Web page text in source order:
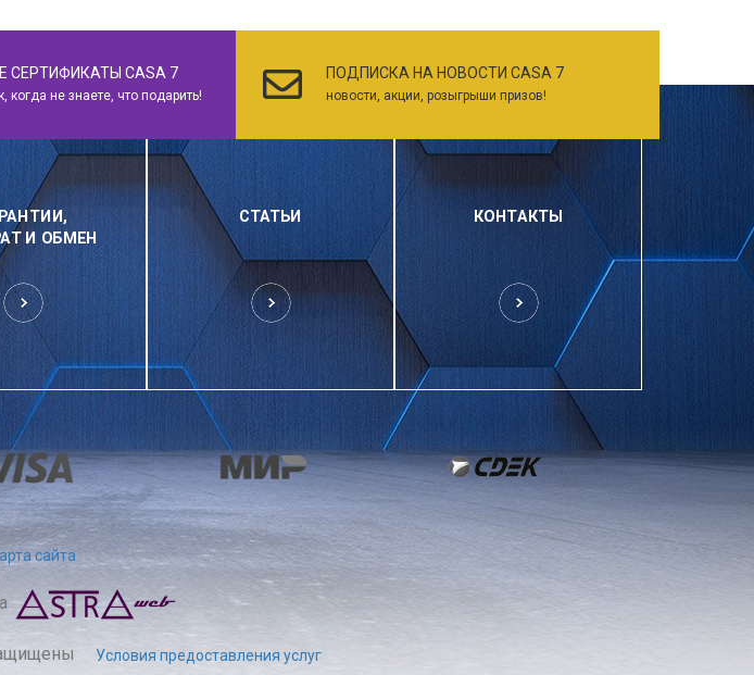
СЕРТИФИКАТЫ CASA 7
когда не знаете, что подарить!
ПОДПИСКА НА НОВОСТИ CASA 7
новости, акции, розыгрыши призов!
И ОБМЕН
СТАТЬИ КОНТАКТЫ
сайта
Условия предоставления услуг